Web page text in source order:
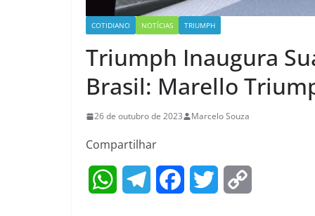
COTIDIANO NOTÍCIAS TRIUMPH
Triumph Inaugura
Brasil: Marello
26 de outubro de 2023 Marcelo Souza
Compartilhar
W